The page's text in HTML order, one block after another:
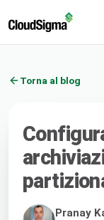
Torna al blog
Pranay